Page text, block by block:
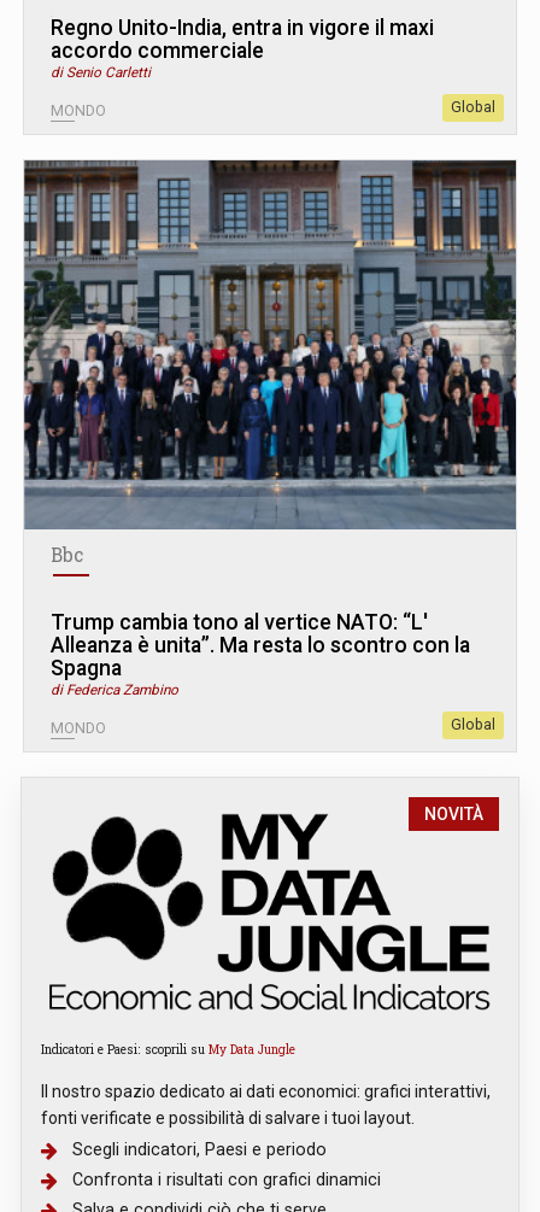
Regno Unito-India, entra in vigore il maxi
accordo commerciale
di Senio Carletti
MONDO Global
Bbc
Trump cambia tono al vertice NATO: “L'
Alleanza è unita”. Ma resta lo scontro con la
Spagna
di Federica Zambino
MONDO Global
NOVITÀ
Indicatori e Paesi: scoprili su My Data Jungle
Il nostro spazio dedicato ai dati economici: grafici interattivi,
fonti verificate e possibilità di salvare i tuoi layout.
Scegli indicatori, Paesi e periodo
Confronta i risultati con grafici dinamici